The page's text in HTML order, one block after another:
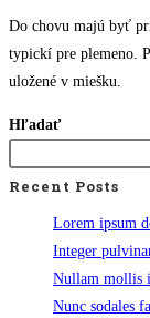
Do chovu majú byť
typickí pre plemeno.
uložené v miešku.
Hľadať
Recent Posts
Lorem ipsum
Integer
Nullam mollis
Nunc sodales